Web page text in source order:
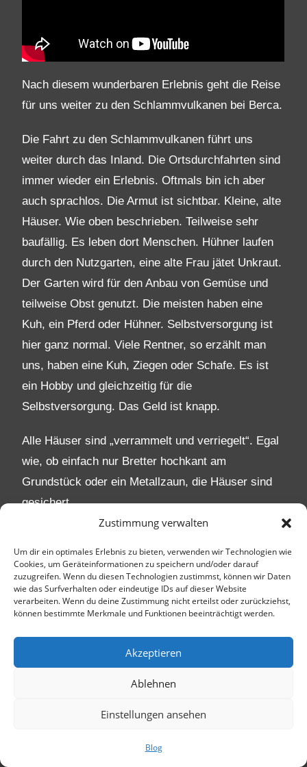
Zustimmung verwalten
Um dir ein optimales Erlebnis zu bieten, verwenden wir Technologien wie
Cookies, um Geräteinformationen zu speichern und/oder darauf
zuzugreifen. Wenn du diesen Technologien zustimmst, können wir Daten
wie das Surfverhalten oder eindeutige IDs auf dieser Website
verarbeiten. Wenn du deine Zustimmung nicht erteilst oder zurückziehst,
können bestimmte Merkmale und Funktionen beeinträchtigt werden.
Akzeptieren
Ablehnen
Einstellungen ansehen
Blog
Nach diesem wunderbaren Erlebnis geht die Reise
für uns weiter zu den Schlammvulkanen bei Berca.
Die Fahrt zu den Schlammvulkanen führt uns
weiter durch das Inland. Die Ortsdurchfahrten sind
immer wieder ein Erlebnis. Oftmals bin ich aber
auch sprachlos. Die Armut ist sichtbar. Kleine, alte
Häuser. Wie oben beschrieben. Teilweise sehr
baufällig. Es leben dort Menschen. Hühner laufen
durch den Nutzgarten, eine alte Frau jätet Unkraut.
Der Garten wird für den Anbau von Gemüse und
teilweise Obst genutzt. Die meisten haben eine
Kuh, ein Pferd oder Hühner. Selbstversorgung ist
hier ganz normal. Viele Rentner, so erzählt man
uns, haben eine Kuh, Ziegen oder Schafe. Es ist
ein Hobby und gleichzeitig für die
Selbstversorgung. Das Geld ist knapp.
Alle Häuser sind „verrammelt und verriegelt“. Egal
wie, ob einfach nur Bretter hochkant am
Grundstück oder ein Metallzaun, die Häuser sind
gesichert.
Die „wilden Hunde“ sind überall zu sehen. Einige
bleiben einfach liegen. Wie sagte ein
Campingbesitzer: „Die Rumänen haben Hunde,
ohne Hunde zu haben.“ Die Hunde werden sogar
Erlass, dass die wilden Hunde eingefangen und
eingeschläfert werden sollten. Es hatte einen
Vorfall mit wilden Hunden gegeben, wo ein Kind
ums Leben kam. Daher die Reaktion der Politiker.
die Bewohner der Dörfer sich den Hundefängern in